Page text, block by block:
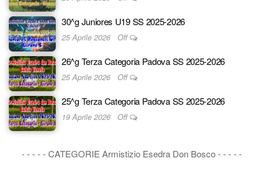
30^g Juniores U19 SS 2025-2026
25 Aprile 2026 Off
26^g Terza Categoria Padova SS 2025-2026
25 Aprile 2026 Off
25^g Terza Categoria Padova SS 2025-2026
19 Aprile 2026 Off
- - - - - CATEGORIE Armistizio Esedra Don Bosco - - - - -